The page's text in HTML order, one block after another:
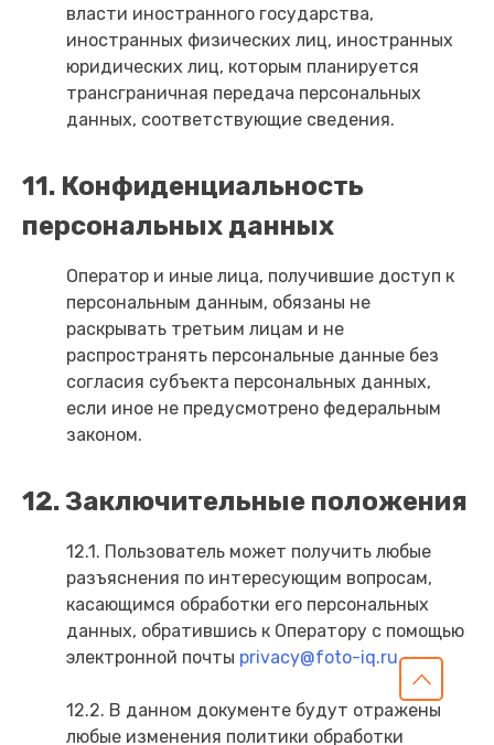
власти иностранного государства,
иностранных физических лиц, иностранных
юридических лиц, которым планируется
трансграничная передача персональных
данных, соответствующие сведения.
11. Конфиденциальность
персональных данных
Оператор и иные лица, получившие доступ к
персональным данным, обязаны не
раскрывать третьим лицам и не
распространять персональные данные без
согласия субъекта персональных данных,
если иное не предусмотрено федеральным
законом.
12. Заключительные положения
12.1. Пользователь может получить любые
разъяснения по интересующим вопросам,
касающимся обработки его персональных
данных, обратившись к Оператору с помощью
электронной почты privacy@foto-iq.ru.
12.2. В данном документе будут отражены
любые изменения политики обработки